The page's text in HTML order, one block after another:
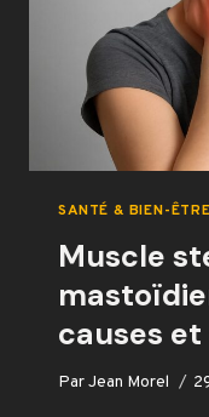
SANTÉ & BIEN-ÊTRE
Muscle
causes
ParJean Morel